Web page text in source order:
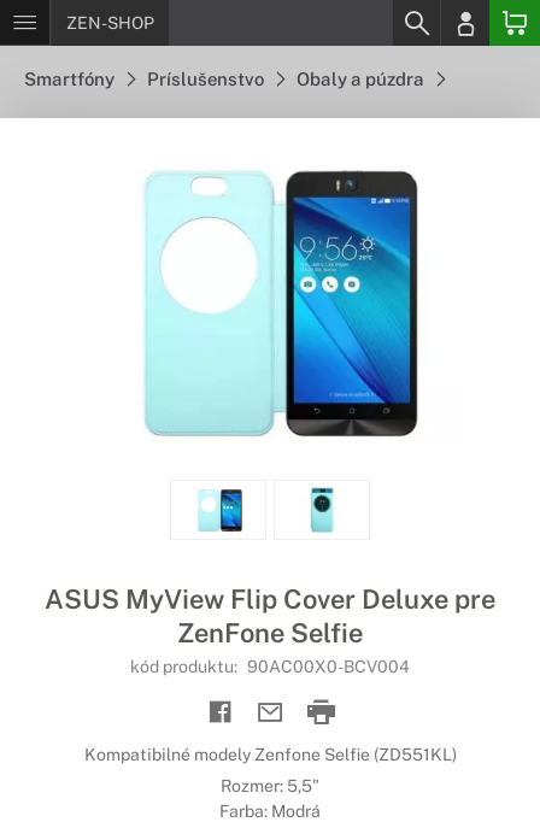
ZEN-SHOP
Smartfóny Príslušenstvo Obaly a púzdra
ASUS MyView Flip Cover Deluxe pre
ZenFone Selfie
kód produktu: 90AC00X0-BCV004
Kompatibilné modely Zenfone Selfie (ZD551KL)
Rozmer: 5,5"
Farba: Modrá